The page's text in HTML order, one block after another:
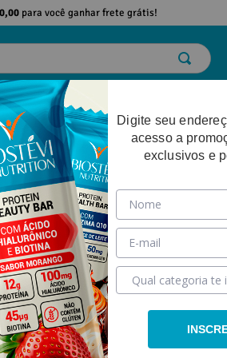
para você ganhar frete grátis!
DESEMPENHO FÍSICO
da Testosterona + Associações 120 Cápsulas
Digite seu
acesso a
exclusivos e